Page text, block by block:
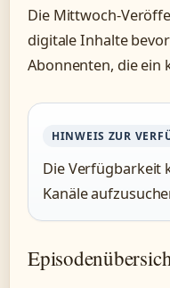
Die Mittwoch-
digitale Inhalte
Abonnenten, die ein
HINWEIS ZUR
Die Verfügbarkeit
Kanäle